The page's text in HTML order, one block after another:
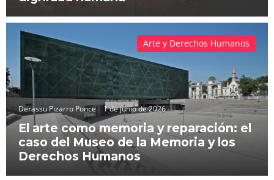
Derassu Pizarro Ponce 1 de junio de 2026
El arte como memoria y reparación: el
caso del Museo de la Memoria y los
Derechos Humanos
Arte y Derechos Humanos